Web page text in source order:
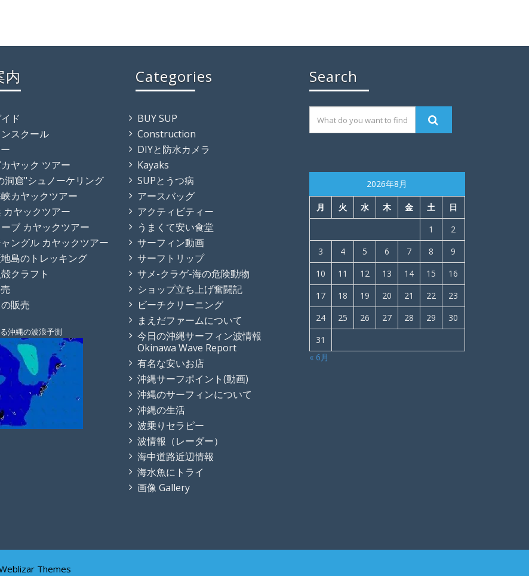
内
ド
スクール
ヤック ツアー
洞窟"シュノーケリング
カヤックツアー
カヤックツアー
ブ カヤックツアー
ングル カヤックツアー
島のトレッキング
クラフト
販売
沖縄の波浪予測
Categories
BUY SUP
Construction
DIYと防水カメラ
Kayaks
SUPとうつ病
アースバッグ
アクティビティー
うまくて安い食堂
サーフィン動画
サーフトリップ
サメ-クラゲ-海の危険動物
ショップ立ち上げ奮闘記
ビーチクリーニング
まえだファームについて
今日の沖縄サーフィン波情報
Okinawa Wave Report
有名な安いお店
沖縄サーフポイント(動画)
沖縄のサーフィンについて
沖縄の生活
波乗りセラピー
波情報（レーダー）
海中道路近辺情報
海水魚にトライ
画像 Gallery
Search
2026年8月
月 火 水 木 金 土
日
1
2
3
4 5 6 7 8
9
10
11 12 13 14 15
16
17
18 19 20 21 22
23
24
25 26 27 28 29
30
31
« 6月
Themes